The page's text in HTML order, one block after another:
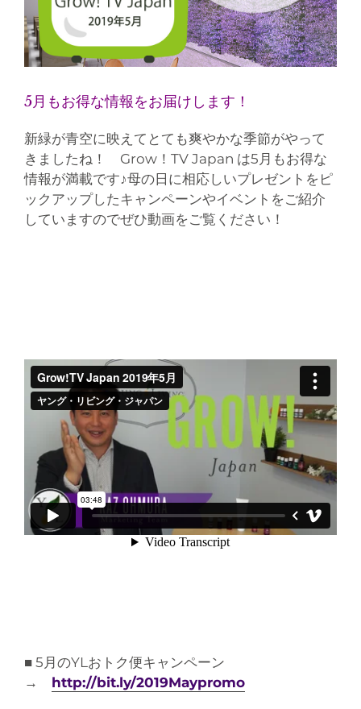
5月もお得な情報をお届けします！
新緑が青空に映えてとても爽やかな季節がやって
きましたね！ Grow！TV Japan は5月もお得な
情報が満載です♪母の日に相応しいプレゼントをピ
ックアップしたキャンペーンやイベントをご紹介
していますのでぜひ動画をご覧ください！
■ 5月のYLおトク便キャンペーン
→ http://bit.ly/2019Maypromo